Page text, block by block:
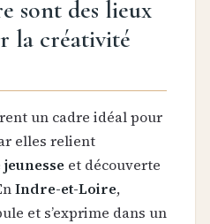
sont des lieux
la créativité
un cadre idéal pour
elles relient
et découverte
Indre-et-Loire,
et s’exprime dans un